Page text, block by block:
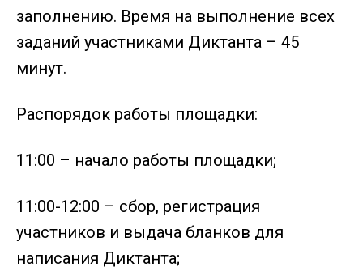
заполнению. Время на выполнение всех
заданий участниками Диктанта – 45
минут.
Распорядок работы площадки:
11:00 – начало работы площадки;
11:00-12:00 – сбор, регистрация
участников и выдача бланков для
написания Диктанта;